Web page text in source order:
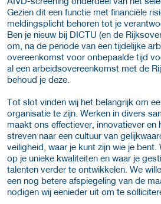
Gezien dit een functie met financiële
meldingsplicht behoren tot je
Ben je nieuw bij DICTU (en de
om, na de periode van een tijdelijke
overeenkomst voor onbepaalde tijd
al een arbeidsovereenkomst met de
behoud je deze.
Tot slot vinden wij het belangrijk om
organisatie te zijn. Werken in divers
maakt ons effectiever, innovatiever en
streven naar een cultuur van
veiligheid, waar je kunt zijn wie je
op je unieke kwaliteiten en waar je
talenten verder te ontwikkelen. We
een nog betere afspiegeling van de
nodigen wij eenieder uit om te